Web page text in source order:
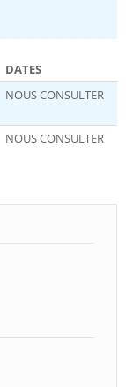
DATES
NOUS CONSULTER
NOUS CONSULTER